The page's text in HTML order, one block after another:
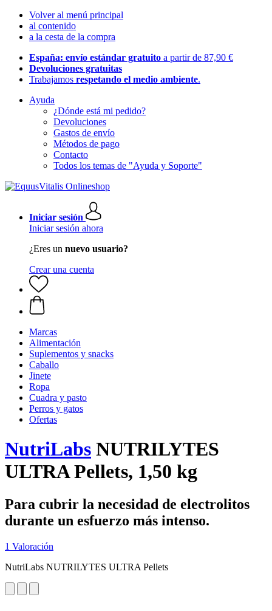
Volver al menú principal
al contenido
a la cesta de la compra
España: envío estándar gratuito a partir de 87,90 €
Devoluciones gratuitas
Trabajamos respetando el medio ambiente.
Ayuda
¿Dónde está mi pedido?
Devoluciones
Gastos de envío
Métodos de pago
Contacto
Todos los temas de "Ayuda y Soporte"
Iniciar sesión
Iniciar sesión ahora
¿Eres un nuevo usuario?
Crear una cuenta
Marcas
Alimentación
Suplementos y snacks
Caballo
Jinete
Ropa
Cuadra y pasto
Perros y gatos
Ofertas
NutriLabs NUTRILYTES
ULTRA Pellets, 1,50 kg
Para cubrir la necesidad de electrolitos
durante un esfuerzo más intenso.
1 Valoración
NutriLabs NUTRILYTES ULTRA Pellets